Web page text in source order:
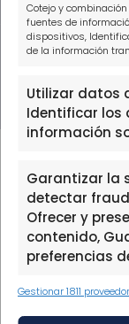
Cotejo y
fuentes de
dispositivos,
de la información
Utilizar datos
Identificar los
información
Garantizar la
detectar
Ofrecer y
contenido,
preferencias
Gestionar 1811
THE FINTECH
inscrita en el